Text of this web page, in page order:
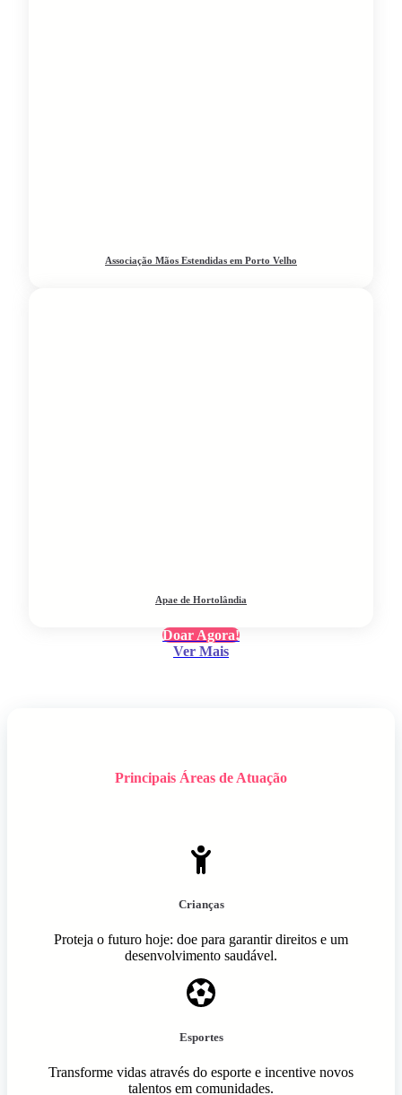
Associação Mãos Estendidas em Porto Velho
Apae de Hortolândia
Doar Agora!
Ver Mais
Principais Áreas de Atuação
Crianças
Proteja o futuro hoje: doe para garantir direitos e um
desenvolvimento saudável.
Esportes
Transforme vidas através do esporte e incentive novos
talentos em comunidades.